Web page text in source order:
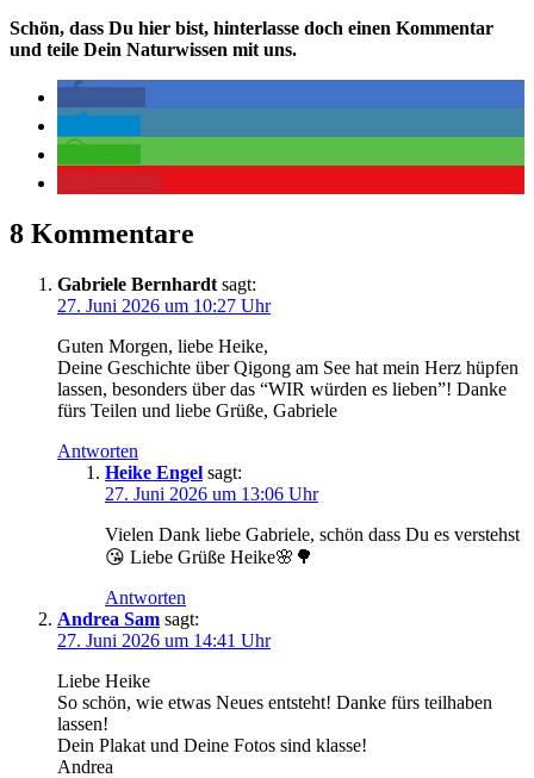
Schön, dass Du hier bist, hinterlasse doch einen Kommentar
und teile Dein Naturwissen mit uns.
8 Kommentare
Gabriele Bernhardt sagt:
27. Juni 2026 um 10:27 Uhr
Guten Mor­gen, lie­be Heike,
Dei­ne Geschich­te über Qigong am See hat mein Herz hüp­fen
las­sen, beson­ders über das “WIR wür­den es lie­ben”! Dan­ke
fürs Tei­len und lie­be Grü­ße, Gabriele
Antworten
Heike Engel sagt:
27. Juni 2026 um 13:06 Uhr
Vie­len Dank lie­be Gabrie­le, schön dass Du es ver­stehst
😘 Lie­be Grü­ße Heike🌸🌳
Antworten
Andrea Sam sagt:
27. Juni 2026 um 14:41 Uhr
Lie­be Heike
So schön, wie etwas Neu­es ent­steht! Dan­ke fürs teil­ha­ben
lassen!
Dein Pla­kat und Dei­ne Fotos sind klasse!
Andrea